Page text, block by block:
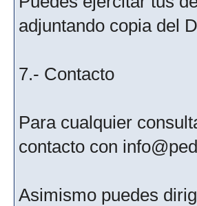
adjuntando copia del
7.- Contacto
Para cualquier
contacto con
Asimismo puedes